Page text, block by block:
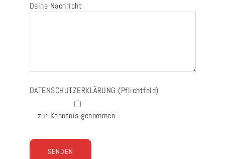
Deine Nachricht
DATENSCHUTZERKLÄRUNG (Pflichtfeld)
zur Kenntnis genommen